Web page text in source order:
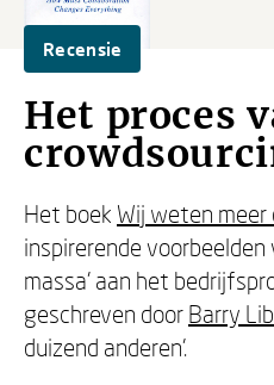
Recensie
Het proces
Het boek Wij weten meer
inspirerende voorbeelden
massa’ aan het
geschreven door Barry
duizend anderen’.